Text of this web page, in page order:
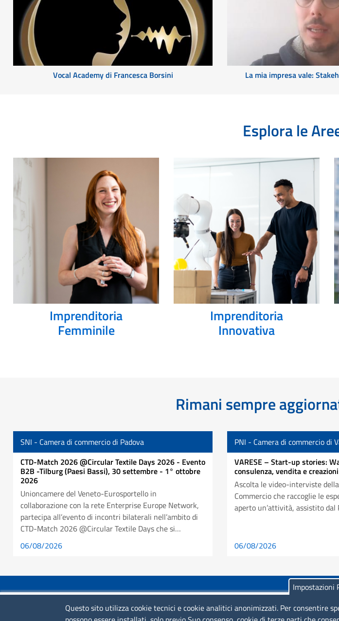
Vocal Academy di Francesca Borsini La mia impresa vale:
Esplora le
Imprenditoria
Femminile
Imprenditoria
Innovativa
Rimani sempre
SNI - Camera di commercio di Padova
CTD-Match 2026 @Circular Textile Days 2026 - Evento
B2B -Tilburg (Paesi Bassi), 30 settembre - 1° ottobre
2026
Unioncamere del Veneto-Eurosportello in
collaborazione con la rete Enterprise Europe Network,
partecipa all’evento di incontri bilaterali nell’ambito di
CTD-Match 2026 @Circular Textile Days che si…
06/08/2026
PNI - Camera di commercio di
VARESE – Start-up stories:
consulenza, vendita e
Ascolta le video-interviste
Commercio che raccoglie le
aperto un’attività, assistito dal
06/08/2026
COLLEGAMENTI VELOCI
Impostazioni
Questo sito utilizza cookie tecnici e cookie analitici anonimizzati. Per consentire